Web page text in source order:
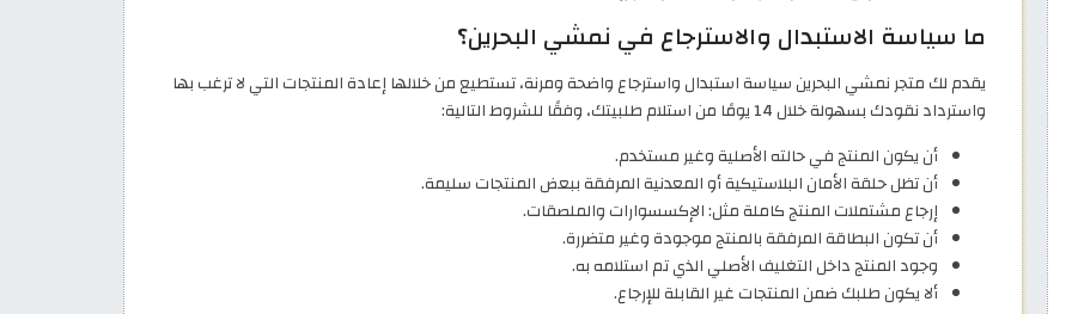
ما سياسة الاستبدال والاسترجاع في نمشي البحرين؟
يقدم لك متجر نمشي البحرين سياسة استبدال واسترجاع واضحة ومرنة، تستطيع من خلالها إعادة المنتجات التي لا ترغب بها
واسترداد نقودك بسهولة خلال 14 يومًا من استلام طلبيتك، وفقًا للشروط التالية:
أن يكون المنتج في حالته الأصلية وغير مستخدم.
أن تظل حلقة الأمان البلاستيكية أو المعدنية المرفقة ببعض المنتجات سليمة.
إرجاع مشتملات المنتج كاملة مثل: الإكسسوارات والملصقات.
أن تكون البطاقة المرفقة بالمنتج موجودة وغير متضررة.
وجود المنتج داخل التغليف الأصلي الذي تم استلامه به.
ألا يكون طلبك ضمن المنتجات غير القابلة للإرجاع.